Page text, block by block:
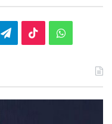
Telegram
TikTok